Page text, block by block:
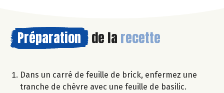
Préparation de la recette
Dans un carré de feuille de brick, enfermez une
tranche de chèvre avec une feuille de basilic.